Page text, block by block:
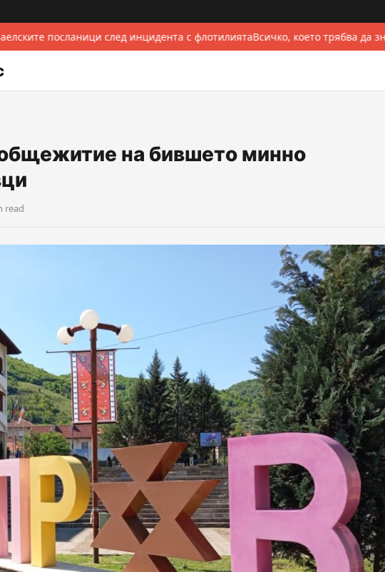
посланици след инцидента с флотилиятаВсичко, което трябва да
на бившето минно
read